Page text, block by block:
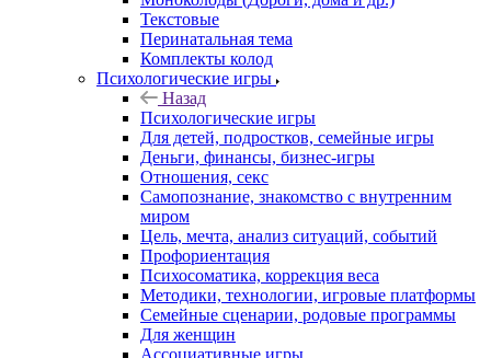
Текстовые
Перинатальная тема
Комплекты колод
Психологические игры
Назад
Психологические игры
Для детей, подростков, семейные игры
Деньги, финансы, бизнес-игры
Отношения, секс
Самопознание, знакомство с внутренним
миром
Цель, мечта, анализ ситуаций, событий
Профориентация
Психосоматика, коррекция веса
Методики, технологии, игровые платформы
Семейные сценарии, родовые программы
Для женщин
Ассоциативные игры